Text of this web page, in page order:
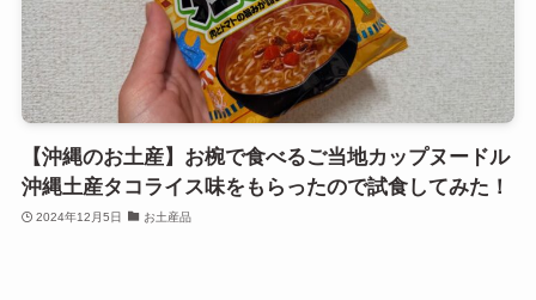
【沖縄のお土産】お椀で食べるご当地カップヌードル
沖縄土産タコライス味をもらったので試食してみた！
2024年12月5日 お土産品